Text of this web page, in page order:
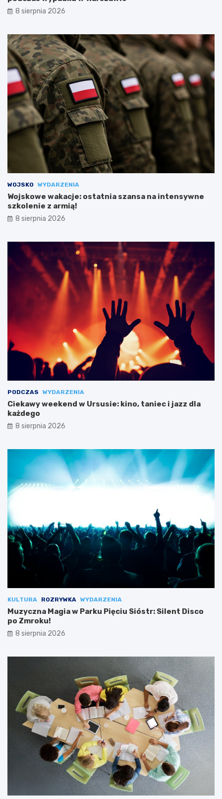
8 sierpnia 2026
WOJSKO WYDARZENIA
Wojskowe wakacje: ostatnia szansa na intensywne
szkolenie z armią!
8 sierpnia 2026
PODCZAS WYDARZENIA
Ciekawy weekend w Ursusie: kino, taniec i jazz dla
każdego
8 sierpnia 2026
KULTURA ROZRYWKA WYDARZENIA
Muzyczna Magia w Parku Pięciu Sióstr: Silent Disco
po Zmroku!
8 sierpnia 2026